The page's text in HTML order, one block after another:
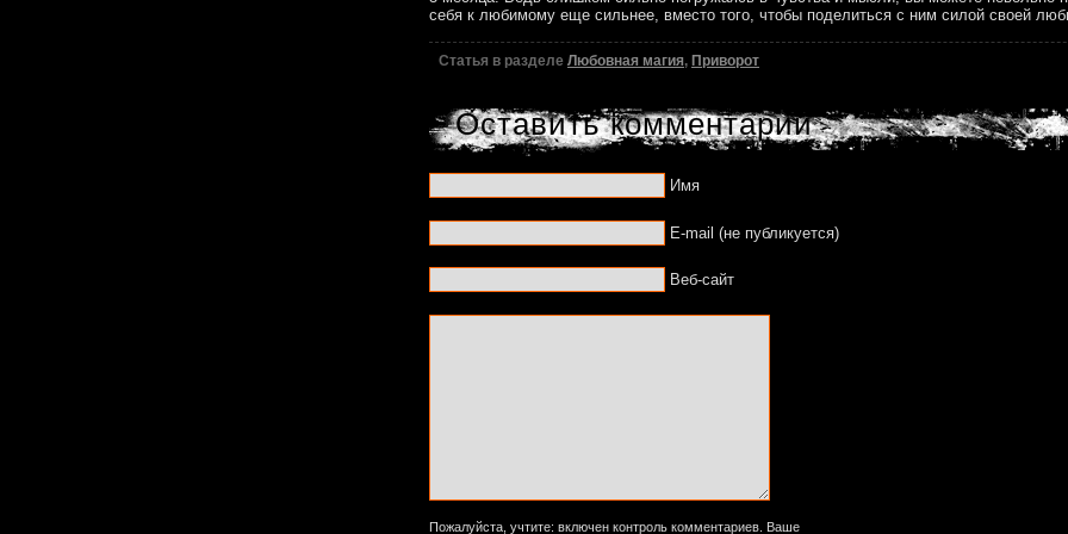
себя к любимому еще сильнее, вместо того, чтобы поделиться с ним силой своей
Статья в разделе Любовная магия, Приворот
Оставить комментарий
Имя
E-mail (не публикуется)
Веб-сайт
Пожалуйста, учтите: включен контроль комментариев. Ваше